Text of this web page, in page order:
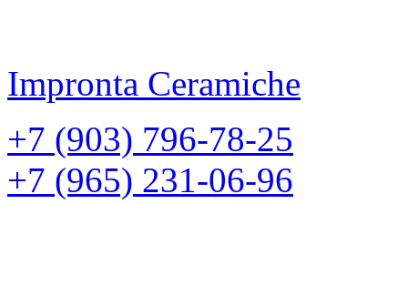
Impronta Ceramiche
+7 (903) 796-78-25
+7 (965) 231-06-96